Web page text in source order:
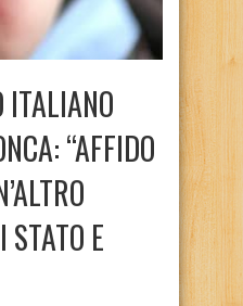
ITALIANO
“AFFIDO
E